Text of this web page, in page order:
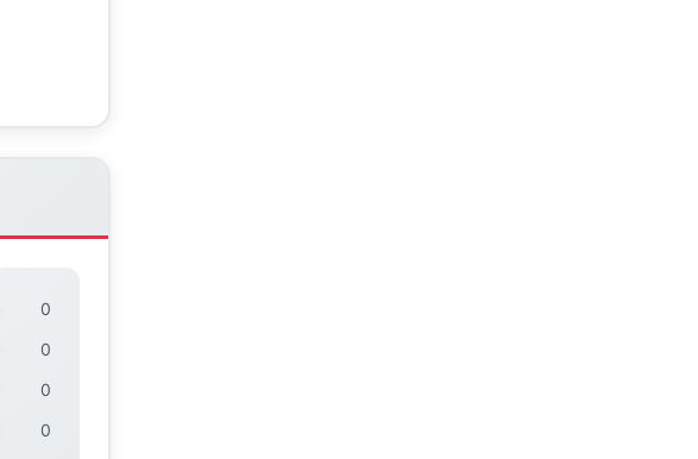
0
0
0
0